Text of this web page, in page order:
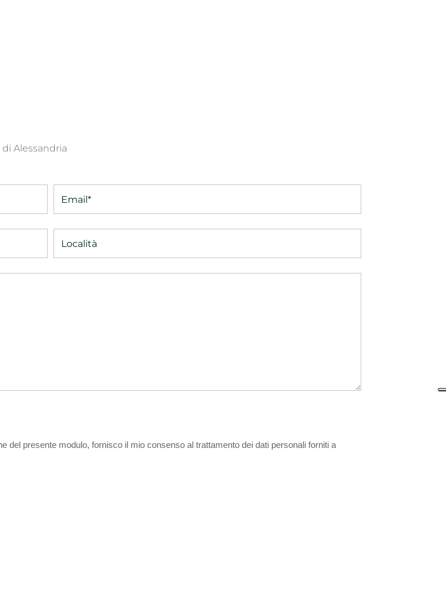
Alessandria
del presente modulo, fornisco il mio consenso al trattamento dei dati personali forniti a